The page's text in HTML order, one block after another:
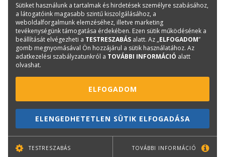
SABJÁN TIBOR-LENGYELNÉ KISS
KATALIN- LENGYEL KÁROLY
Öntöttvas kályhák - Népi
kultúra 7.
MEDNYÁNSZKY MIKLÓS
korszerűsítés, átalakítás
9. kiadás
Online ár: Ft
Sütiket használunk a tartalmak és hirdetések személyre szabásához,
a látogatóink magasabb szintű kiszolgálásához, a
weboldalforgalmunk elemzéséhez, illetve marketing
tevékenységünk támogatása érdekében. Ezen sütik működésének a
beállítását elvégezheti a TESTRESZABÁS alatt. Az „ELFOGADOM”
gomb megnyomásával Ön hozzájárul a sütik használatához. Az
adatkezelési szabályzatunkról a TOVÁBBI INFORMÁCIÓ alatt
olvashat.
ELFOGADOM
ELENGEDHETETLEN SÜTIK ELFOGADÁSA
TESTRESZABÁS TOVÁBBI INFORMÁCIÓ